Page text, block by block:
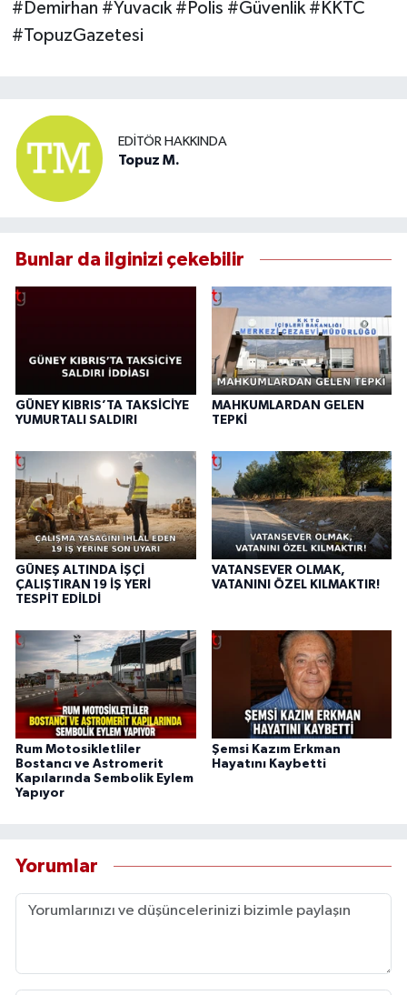
#Demirhan #Yuvacık #Polis #Güvenlik #KKTC
#TopuzGazetesi
EDITÖR HAKKINDA
Topuz M.
Bunlar da ilginizi çekebilir
GÜNEY KIBRIS’TA TAKSİCİYE
YUMURTALI SALDIRI
MAHKUMLARDAN GELEN
TEPKİ
GÜNEŞ ALTINDA İŞÇİ
ÇALIŞTIRAN 19 İŞ YERİ
TESPİT EDİLDİ
VATANSEVER OLMAK,
VATANINI ÖZEL KILMAKTIR!
Rum Motosikletliler
Bostancı ve Astromerit
Kapılarında Sembolik Eylem
Yapıyor
Şemsi Kazım Erkman
Hayatını Kaybetti
Yorumlar